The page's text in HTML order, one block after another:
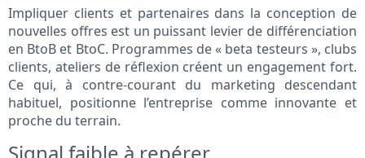
Impliquer clients et partenaires dans la conception de
nouvelles offres est un puissant levier de différenciation
en BtoB et BtoC. Programmes de « beta testeurs », clubs
clients, ateliers de réflexion créent un engagement fort.
Ce qui, à contre-courant du marketing descendant
habituel, positionne l’entreprise comme innovante et
proche du terrain.